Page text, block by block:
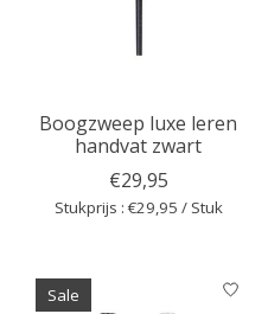
Boogzweep luxe leren
handvat zwart
€29,95
Stukprijs : €29,95 / Stuk
Sale